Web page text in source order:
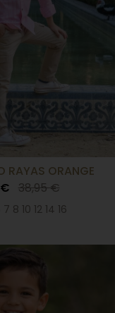
RAYAS ORANGE
38,95 €
8 10 12 14 16